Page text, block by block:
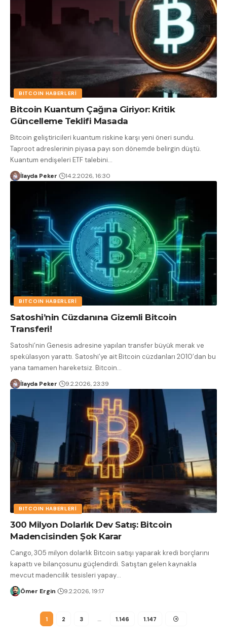
BITCOIN HABERLERI
Bitcoin Kuantum Çağına Giriyor: Kritik
Güncelleme Teklifi Masada
Bitcoin geliştiricileri kuantum riskine karşı yeni öneri sundu.
Taproot adreslerinin piyasa payı son dönemde belirgin düştü.
Kuantum endişeleri ETF talebini…
İlayda Peker 14.2.2026, 16:30
BITCOIN HABERLERI
Satoshi’nin Cüzdanına Gizemli Bitcoin
Transferi!
Satoshi’nin Genesis adresine yapılan transfer büyük merak ve
spekülasyon yarattı. Satoshi’ye ait Bitcoin cüzdanları 2010’dan bu
yana tamamen hareketsiz. Bitcoin…
İlayda Peker 9.2.2026, 23:39
BITCOIN HABERLERI
300 Milyon Dolarlık Dev Satış: Bitcoin
Madencisinden Şok Karar
Cango, 305 milyon dolarlık Bitcoin satışı yaparak kredi borçlarını
kapattı ve bilançosunu güçlendirdi. Satıştan gelen kaynakla
mevcut madencilik tesisleri yapay…
Ömer Ergin 9.2.2026, 19:17
1 2 3 … 1.146 1.147